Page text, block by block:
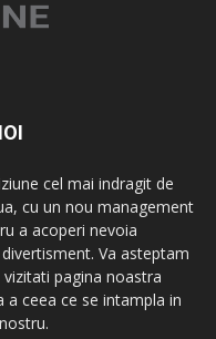
cel mai indragit de
cu un nou management
a acoperi nevoia
Va asteptam
pagina noastra
ceea ce se intampla in